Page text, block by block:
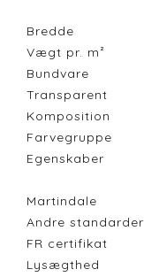
Bredde
Vægt pr. m²
Bundvare
Transparent
Komposition
Farvegruppe
Egenskaber
Martindale
Andre standarder
FR certifikat
Lysægthed